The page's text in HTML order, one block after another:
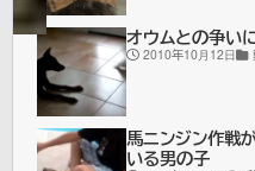
ゲ
ー
ム
オウムとの争い
2010年10月12日
馬ニンジン作戦
いる男の子